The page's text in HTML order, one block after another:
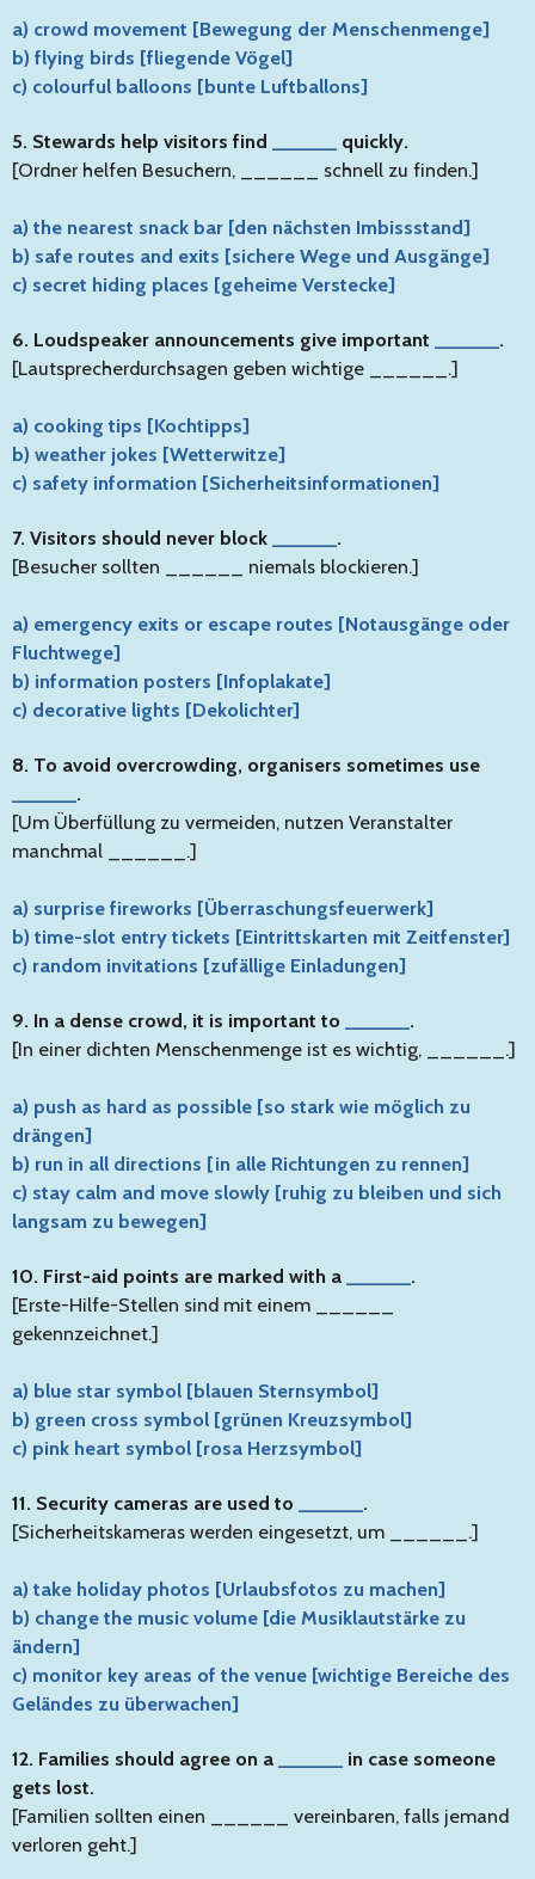
a) crowd movement [Bewegung der Menschenmenge]
b) flying birds [fliegende Vögel]
c) colourful balloons [bunte Luftballons]
5. Stewards help visitors find
quickly.
[Ordner helfen Besuchern, ______ schnell zu finden.]
a) the nearest snack bar [den nächsten Imbissstand]
b) safe routes and exits [sichere Wege und Ausgänge]
c) secret hiding places [geheime Verstecke]
6. Loudspeaker announcements give important
.
[Lautsprecherdurchsagen geben wichtige ______.]
a) cooking tips [Kochtipps]
b) weather jokes [Wetterwitze]
c) safety information [Sicherheitsinformationen]
7. Visitors should never block
.
[Besucher sollten ______ niemals blockieren.]
a) emergency exits or escape routes [Notausgänge oder
Fluchtwege]
b) information posters [Infoplakate]
c) decorative lights [Dekolichter]
8. To avoid overcrowding, organisers sometimes use
.
[Um Überfüllung zu vermeiden, nutzen Veranstalter
manchmal ______.]
a) surprise fireworks [Überraschungsfeuerwerk]
b) time-slot entry tickets [Eintrittskarten mit Zeitfenster]
c) random invitations [zufällige Einladungen]
9. In a dense crowd, it is important to
.
[In einer dichten Menschenmenge ist es wichtig, ______.]
a) push as hard as possible [so stark wie möglich zu
drängen]
b) run in all directions [in alle Richtungen zu rennen]
c) stay calm and move slowly [ruhig zu bleiben und sich
langsam zu bewegen]
10. First-aid points are marked with a
.
[Erste-Hilfe-Stellen sind mit einem ______
gekennzeichnet.]
a) blue star symbol [blauen Sternsymbol]
b) green cross symbol [grünen Kreuzsymbol]
c) pink heart symbol [rosa Herzsymbol]
11. Security cameras are used to
.
[Sicherheitskameras werden eingesetzt, um ______.]
a) take holiday photos [Urlaubsfotos zu machen]
b) change the music volume [die Musiklautstärke zu
ändern]
c) monitor key areas of the venue [wichtige Bereiche des
Geländes zu überwachen]
12. Families should agree on a
in case someone
gets lost.
[Familien sollten einen ______ vereinbaren, falls jemand
verloren geht.]